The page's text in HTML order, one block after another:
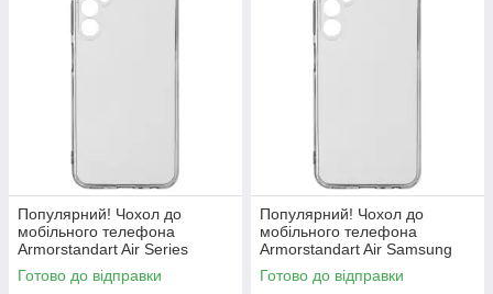
Популярний! Чохол до
мобільного телефона
Armorstandart Air Series
Samsung A24 4G (A245)
Camera cover Transparent
Готово до відправки
Популярний! Чохол до
мобільного телефона
Armorstandart Air Samsung
M35 5G (M356) Camera cover
Clear (ARM78015) - Краща
Готово до відправки